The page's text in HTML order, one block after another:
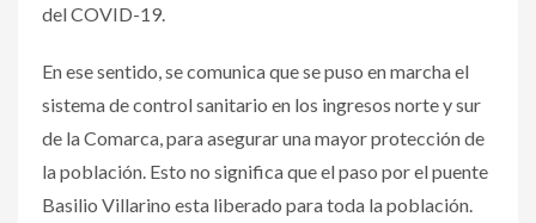
del COVID-19.
En ese sentido, se comunica que se puso en marcha el
sistema de control sanitario en los ingresos norte y sur
de la Comarca, para asegurar una mayor protección de
la población. Esto no significa que el paso por el puente
Basilio Villarino esta liberado para toda la población.